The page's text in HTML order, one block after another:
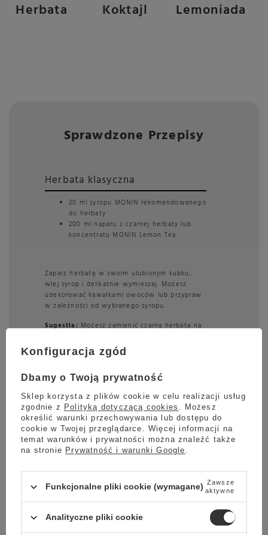
Herbata Koktajl Lemoniada
Sprawdzone Przepisy
Herbata klasyczna
20 ml syropu MONIN rekomendowanego
do herbaty
200 ml naparu z czarnej herbaty lub
koncentratu MONIN Lemon Tea
Zaparz herbatę w swoim ulubionym kubku,
wlej syrop i delikatnie wymieszaj. Możesz
udekorować kawałkami owoców lub przypraw
w zależności od wybranego syropu.
Sugestia: Możesz zamienić czarną herbatę na
dodaj swój ulubiony smak kwiatowy: lavenda,
bergamotka, jaśmin, róża, fiołek, elderflower.
10 ml syropu baza lemoniady MONIN
Cloudy Lemonade
20 ml syropu MONIN rekomendowanego
do lemoniady MONIN
50 ml niegazowanej wody
syrop, wodę niegazowaną i zalej wrzątkiem,
aby lemoniada osiągnęła w przybliżeniu 70
Konfiguracja zgód
Dbamy o Twoją prywatność
Sklep korzysta z plików cookie w celu realizacji usług
zgodnie z Polityką dotyczącą cookies . Możesz
określić warunki przechowywania lub dostępu do
cookie w Twojej przeglądarce. Więcej informacji na
temat warunków i prywatności można znaleźć także
na stronie Prywatność i warunki Google .
Funkcjonalne pliki cookie (wymagane) Zawsze
aktywne
Analityczne pliki cookie